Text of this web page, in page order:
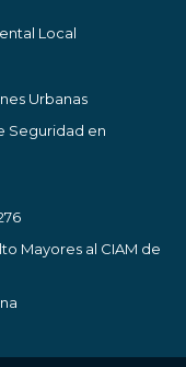
Local
Urbanas
Seguridad en
Mayores al CIAM de